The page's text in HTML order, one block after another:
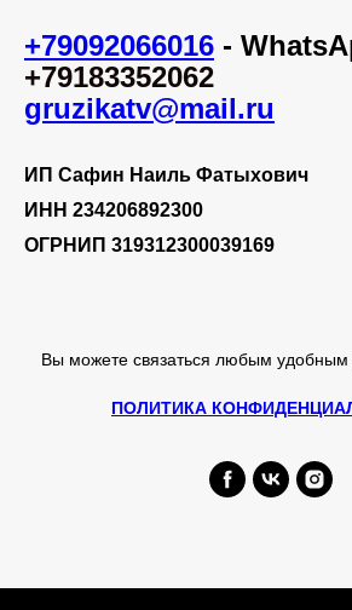
+79092066016 -
+79183352062
gruzikatv@mail.ru
ИП Сафин Наиль Фатыхович
ИНН 234206892300
ОГРНИП 319312300039169
Вы можете связаться любым удобным
ПОЛИТИКА